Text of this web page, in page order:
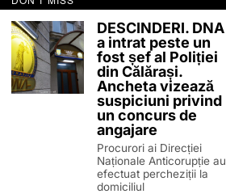
DESCINDERI. DNA
a intrat peste un
fost șef al Poliției
din Călărași.
Ancheta vizează
suspiciuni privind
un concurs de
angajare
Procurori ai Direcției
Naționale Anticorupție au
efectuat percheziții la
domiciliul